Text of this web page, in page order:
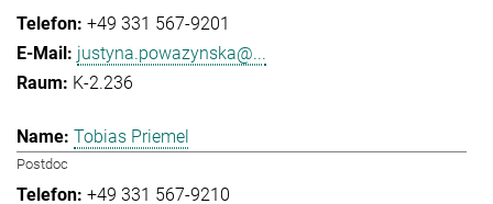
+49 331 567-9201
justyna.powazynska@...
K-2.236
Tobias Priemel
Postdoc
+49 331 567-9210